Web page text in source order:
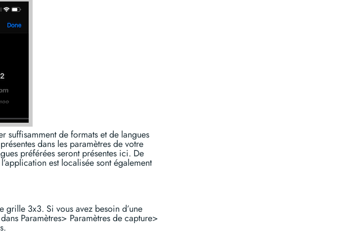
suffisamment de formats et de langues
dans les paramètres de votre
préférées seront présentes ici. De
est localisée sont également
3x3. Si vous avez besoin d’une
Paramètres> Paramètres de capture>